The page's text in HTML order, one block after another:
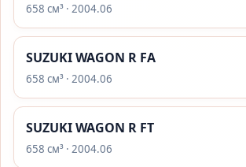
658 см³ · 2004.06
SUZUKI WAGON R FA
658 см³ · 2004.06
SUZUKI WAGON R FT
658 см³ · 2004.06